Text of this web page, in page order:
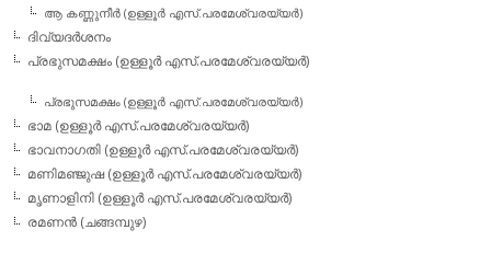
ആ കണ്ണുനീര്‍ (ഉള്ളൂര്‍ എസ്.പരമേശ്വരയ്യര്‍)
ദിവ്യദര്‍ശനം
പ്രഭുസമക്ഷം (ഉള്ളൂര്‍ എസ്.പരമേശ്വരയ്യര്‍)
പ്രഭുസമക്ഷം (ഉള്ളൂര്‍ എസ്.പരമേശ്വരയ്യര്‍)
ഭാമ (ഉള്ളൂര്‍ എസ്.പരമേശ്വരയ്യര്‍)
ഭാവനാഗതി (ഉള്ളൂര്‍ എസ്.പരമേശ്വരയ്യര്‍)
മണിമഞ്ജുഷ (ഉള്ളൂര്‍ എസ്.പരമേശ്വരയ്യര്‍)
മൃണാളിനി (ഉള്ളൂര്‍ എസ്.പരമേശ്വരയ്യര്‍)
രമണന്‍ (ചങ്ങമ്പുഴ)